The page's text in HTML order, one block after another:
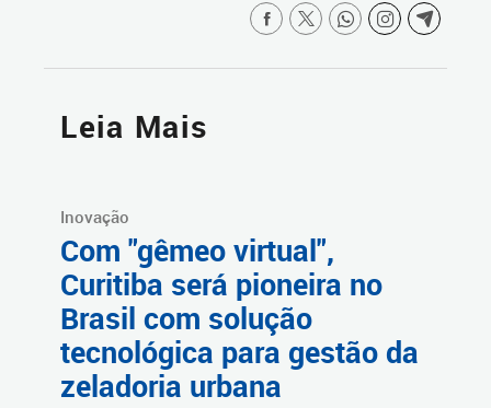
Leia Mais
Inovação
Com "gêmeo virtual",
Curitiba será pioneira no
Brasil com solução
tecnológica para gestão da
zeladoria urbana